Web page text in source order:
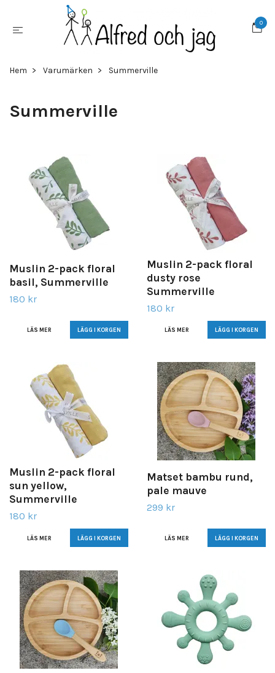
0
Hem Varumärken Summerville
Summerville
Muslin 2-pack floral
basil, Summerville
180 kr
LÄS MER
Muslin 2-pack floral
dusty rose
Summerville
180 kr
LÄS MER
Muslin 2-pack floral
sun yellow,
Summerville
180 kr
LÄS MER
Matset bambu rund,
pale mauve
299 kr
LÄS MER